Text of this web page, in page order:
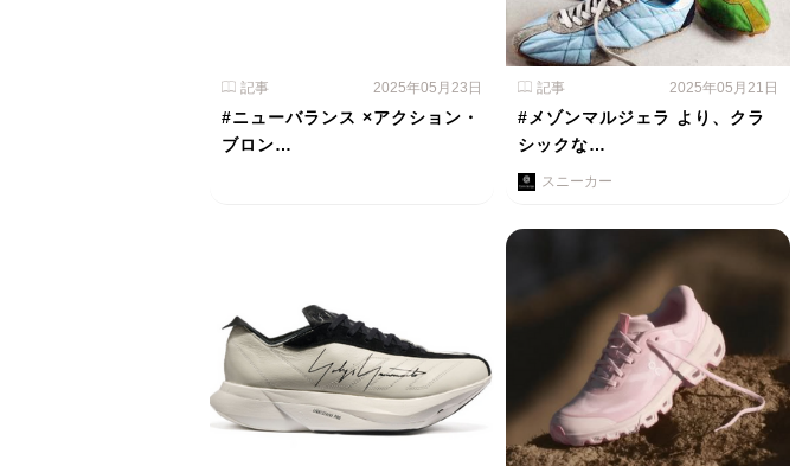
記事 2025年05月23日
#ニューバランス ×アクション・
ブロン…
記事 2025年05月21日
#メゾンマルジェラ より、クラ
シックな…
スニーカー